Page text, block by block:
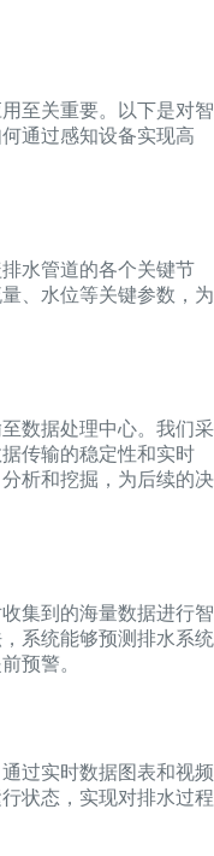
至关重要。以下是对智
通过感知设备实现高
水管道的各个关键节
、水位等关键参数，为
数据处理中心。我们采
传输的稳定性和实时
析和挖掘，为后续的决
集到的海量数据进行智
系统能够预测排水系统
预警。
过实时数据图表和视频
状态，实现对排水过程